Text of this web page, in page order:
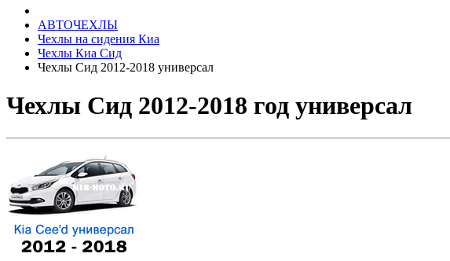
АВТОЧЕХЛЫ
Чехлы на сидения Киа
Чехлы Киа Сид
Чехлы Сид 2012-2018 универсал
Чехлы Сид 2012-2018 год универсал